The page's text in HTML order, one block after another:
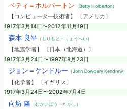
ベティ＝ホルバートン （Betty Holberton）
【コンピューター技術者】 〔アメリカ〕
1917年3月14日〜2012年11月19日
森本 良平（もりもと・りょうへい）
【地震学者】 〔日本（北海道）〕
1917年3月24日〜1997年8月23日
ジョン＝ケンドルー （John Cowdery Kendrew）
【化学者】 〔イギリス〕
1917年3月24日〜2002年7月4日
向坊 隆（むかいぼう・たかし）